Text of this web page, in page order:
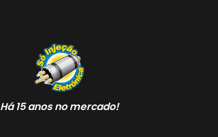
Há 15 anos no mercado!